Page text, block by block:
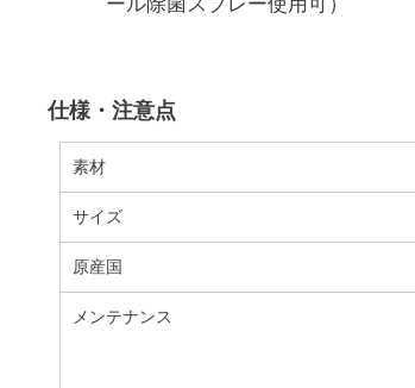
仕様・注意点
素材
サイズ
原産国
メンテナンス